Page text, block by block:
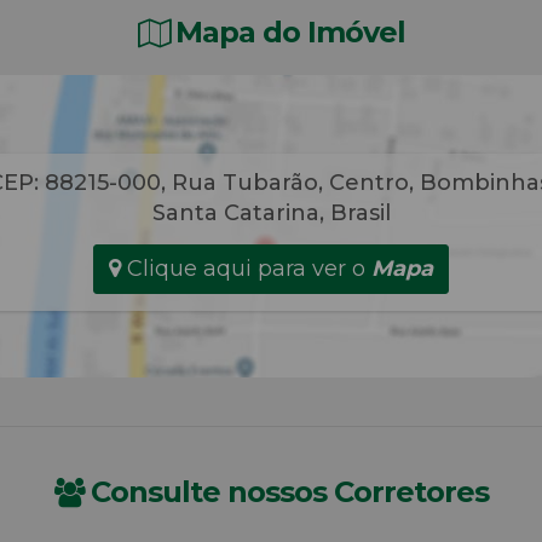
Mapa do Imóvel
88215-000, Rua Tubarão, Centro,
Santa Catarina, Brasil
Clique aqui para ver o Mapa
Consulte nossos Corretores